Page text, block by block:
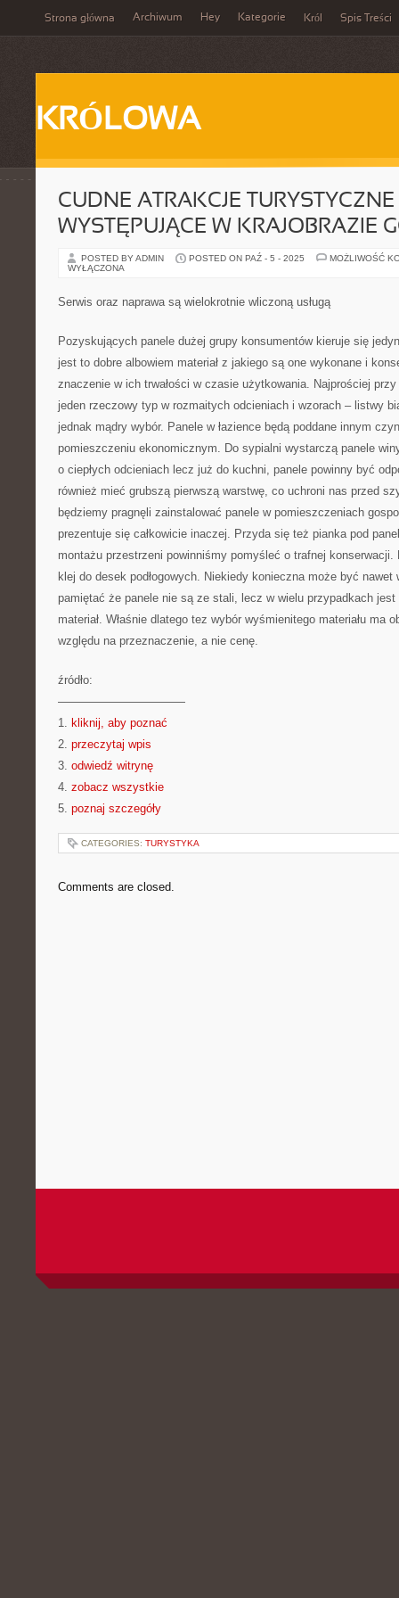
Strona główna Archiwum Hey Kategorie Król Spis Treści
KRÓLOWA
CUDNE ATRAKCJE TURYSTYCZNE
WYSTĘPUJĄCE W KRAJOBRAZIE
POSTED BY ADMIN POSTED ON PAŹ - 5 - 2025
MOŻLIWOŚĆ
WYŁĄCZONA
Serwis oraz naprawa są wielokrotnie wliczoną usługą
Pozyskujących panele dużej grupy konsumentów kieruje się
jest to dobre albowiem materiał z jakiego są one wykonane i
znaczenie w ich trwałości w czasie użytkowania. Najprościej
jeden rzeczowy typ w rozmaitych odcieniach i wzorach – listwy
jednak mądry wybór. Panele w łazience będą poddane innym
pomieszczeniu ekonomicznym. Do sypialni wystarczą panele
o ciepłych odcieniach lecz już do kuchni, panele powinny być
również mieć grubszą pierwszą warstwę, co uchroni nas przed
będziemy pragnęli zainstalować panele w pomieszczeniach
prezentuje się całkowicie inaczej. Przyda się też pianka pod
montażu przestrzeni powinniśmy pomyśleć o trafnej konserwacji.
klej do desek podłogowych. Niekiedy konieczna może być nawet
pamiętać że panele nie są ze stali, lecz w wielu przypadkach jest
materiał. Właśnie dlatego tez wybór wyśmienitego materiału ma
względu na przeznaczenie, a nie cenę.
źródło:
———————————
1. kliknij, aby poznać
2. przeczytaj wpis
3. odwiedź witrynę
4. zobacz wszystkie
5. poznaj szczegóły
CATEGORIES: TURYSTYKA
Comments are closed.